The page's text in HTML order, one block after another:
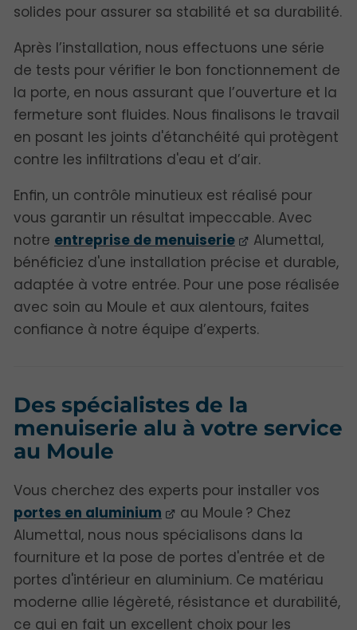
solides pour assurer sa stabilité et sa durabilité.
Après l’installation, nous effectuons une série
de tests pour vérifier le bon fonctionnement de
la porte, en nous assurant que l’ouverture et la
fermeture sont fluides. Nous finalisons le travail
en posant les joints d'étanchéité qui protègent
contre les infiltrations d'eau et d’air.
Enfin, un contrôle minutieux est réalisé pour
vous garantir un résultat impeccable. Avec
notre entreprise de menuiserie
Alumettal,
bénéficiez d'une installation précise et durable,
adaptée à votre entrée. Pour une pose réalisée
avec soin au Moule et aux alentours, faites
confiance à notre équipe d’experts.
Des spécialistes de la
menuiserie alu à votre service
au Moule
Vous cherchez des experts pour installer vos
portes en aluminium
au Moule ? Chez
Alumettal, nous nous spécialisons dans la
fourniture et la pose de portes d'entrée et de
portes d'intérieur en aluminium. Ce matériau
moderne allie légèreté, résistance et durabilité,
ce qui en fait un excellent choix pour les